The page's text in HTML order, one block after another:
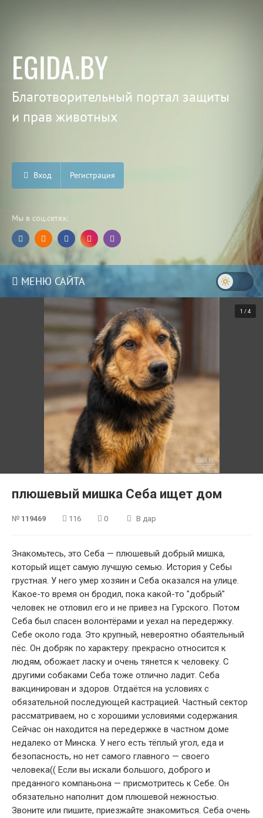
EGIDA.BY
Благотворительный портал защиты
и прав животных
Вход Регистрация
Мы в соц.сетях:
МЕНЮ САЙТА
1 / 4
плюшевый мишка Себа ищет дом
№ 119469 116 0 В дар
Знакомьтесь, это Себа — плюшевый добрый мишка,
который ищет самую лучшую семью. История у Себы
грустная. У него умер хозяин и Себа оказался на улице.
Какое-то время он бродил, пока какой-то "добрый"
человек не отловил его и не привез на Гурского. Потом
Себа был спасен волонтёрами и уехал на передержку.
Себе около года. Это крупный, невероятно обаятельный
пёс. Он добряк по характеру: прекрасно относится к
людям, обожает ласку и очень тянется к человеку. С
другими собаками Себа тоже отлично ладит. Себа
вакцинирован и здоров. Отдаётся на условиях с
обязательной последующей кастрацией. Частный сектор
рассматриваем, но с хорошими условиями содержания.
Сейчас он находится на передержке в частном доме
недалеко от Минска. У него есть тёплый угол, еда и
безопасность, но нет самого главного — своего
человека(( Если вы искали большого, доброго и
преданного компаньона — присмотритесь к Себе. Он
обязательно наполнит дом плюшевой нежностью.
Звоните или пишите, приезжайте знакомиться. Себа очень